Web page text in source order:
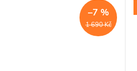
1 690 Kč
–7 %